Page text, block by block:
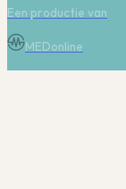
Een productie van
MEDonline